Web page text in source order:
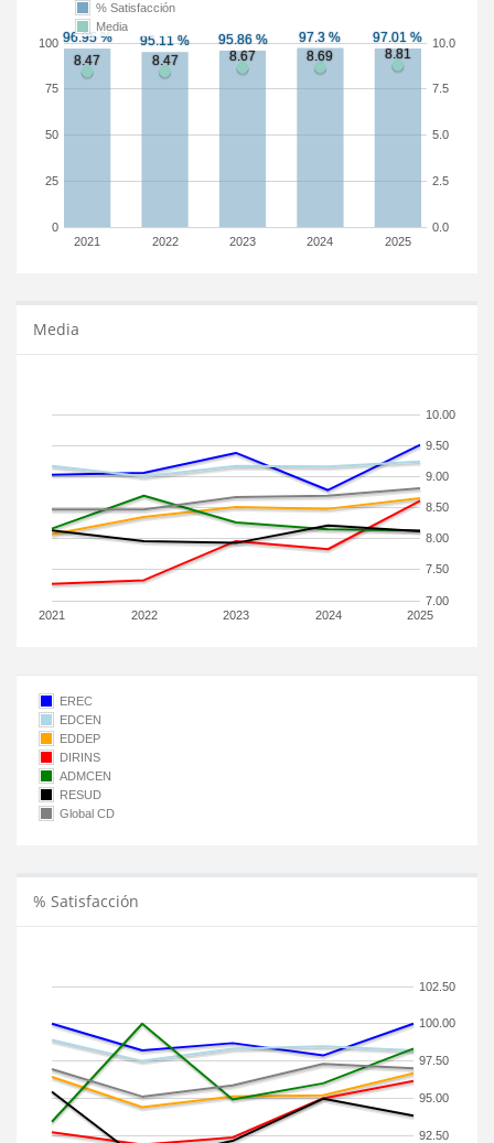
2021 2022 2023 2024 2025
0
25
50
75
100
0.0
2.5
5.0
7.5
10.0
% Satisfacción
Media
Media
2021 2022 2023 2024 2025
7.00
7.50
8.00
8.50
9.00
9.50
10.00
EREC
EDCEN
EDDEP
DIRINS
ADMCEN
RESUD
Global CD
% Satisfacción
92.50
95.00
97.50
100.00
102.50